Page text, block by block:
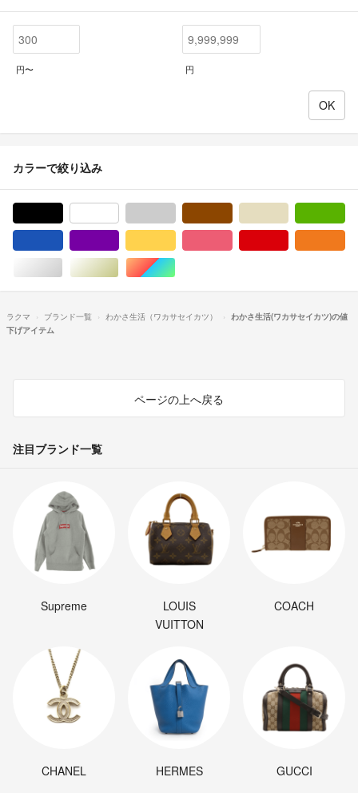
円〜 円
カラーで絞り込み
シルバー/銀色系ゴールド/金色系マルチカラー
ラクマ ブランド一覧 わかさ生活（ワカサセイカツ）
わかさ生活(ワカサセイカツ)の値
下げアイテム
ページの上へ戻る
注目ブランド一覧
Supreme
LOUIS
VUITTON
COACH
CHANEL HERMES GUCCI